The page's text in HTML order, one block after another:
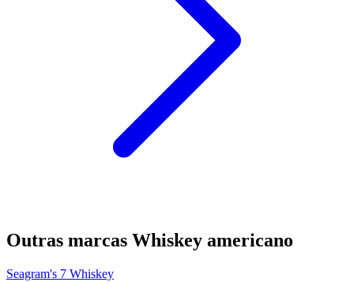
Outras marcas Whiskey americano
Seagram's 7 Whiskey